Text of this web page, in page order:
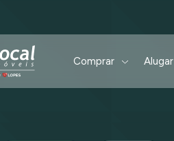
Comprar Alugar